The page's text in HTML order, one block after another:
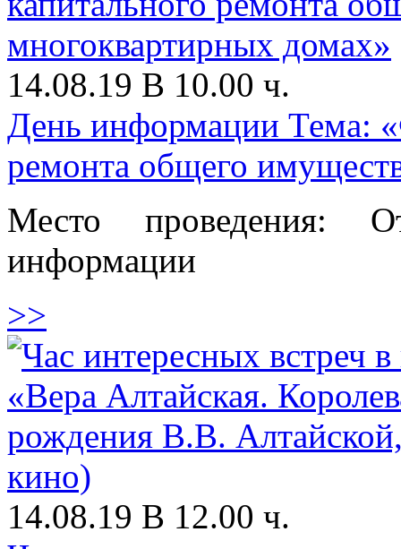
14.08.19 В 10.00 ч.
День информации Тема:
ремонта общего
Место проведения:
информации
>>
14.08.19 В 12.00 ч.